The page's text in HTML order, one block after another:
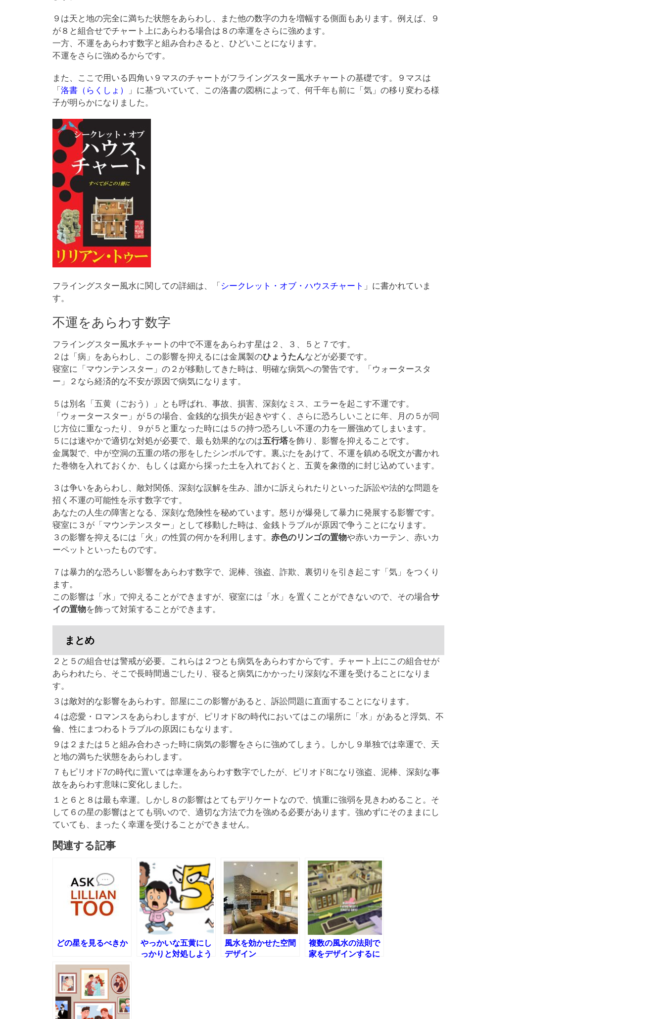
９は天と地の完全に満ちた状態をあらわし、また他の数字の力を増幅する側面もあります。例えば、９
が８と組合せでチャート上にあらわる場合は８の幸運をさらに強めます。
一方、不運をあらわす数字と組み合わさると、ひどいことになります。
不運をさらに強めるからです。
また、ここで用いる四角い９マスのチャートがフライングスター風水チャートの基礎です。９マスは
「 洛書（らくしょ）
」に基づいていて、この洛書の図柄によって、何千年も前に「気」の移り変わる様
子が明らかになりました。
フライングスター風水に関しての詳細は、「 シークレット・オブ・ハウスチャート 」に書かれていま
す。
不運をあらわす数字
フライングスター風水チャートの中で不運をあらわす星は２、３、５と７です。
２は「病」をあらわし、この影響を抑えるには金属製のひょうたんなどが必要です。
寝室に「マウンテンスター」の２が移動してきた時は、明確な病気への警告です。「ウォータースタ
ー」２なら経済的な不安が原因で病気になります。
５は別名「五黄（ごおう）」とも呼ばれ、事故、損害、深刻なミス、エラーを起こす不運です。
「ウォータースター」が５の場合、金銭的な損失が起きやすく、さらに恐ろしいことに年、月の５が同
じ方位に重なったり、９が５と重なった時には５の持つ恐ろしい不運の力を一層強めてしまいます。
５には速やかで適切な対処が必要で、最も効果的なのは五行塔を飾り、影響を抑えることです。
金属製で、中が空洞の五重の塔の形をしたシンボルです。裏ぶたをあけて、不運を鎮める呪文が書かれ
た巻物を入れておくか、もしくは庭から採った土を入れておくと、五黄を象徴的に封じ込めています。
３は争いをあらわし、敵対関係、深刻な誤解を生み、誰かに訴えられたりといった訴訟や法的な問題を
招く不運の可能性を示す数字です。
あなたの人生の障害となる、深刻な危険性を秘めています。怒りが爆発して暴力に発展する影響です。
寝室に３が「マウンテンスター」として移動した時は、金銭トラブルが原因で争うことになります。
３の影響を抑えるには「火」の性質の何かを利用します。 赤色のリンゴの置物や赤いカーテン、赤いカ
ーペットといったものです。
７は暴力的な恐ろしい影響をあらわす数字で、泥棒、強盗、詐欺、裏切りを引き起こす「気」をつくり
ます。
この影響は「水」で抑えることができますが、寝室には「水」を置くことができないので、その場合サ
イの置物を飾って対策することができます。
まとめ
２と５の組合せは警戒が必要。これらは２つとも病気をあらわすからです。チャート上にこの組合せが
あらわれたら、そこで長時間過ごしたり、寝ると病気にかかったり深刻な不運を受けることになりま
す。
３は敵対的な影響をあらわす。部屋にこの影響があると、訴訟問題に直面することになります。
４は恋愛・ロマンスをあらわしますが、ピリオド8の時代においてはこの場所に「水」があると浮気、不
倫、性にまつわるトラブルの原因にもなります。
９は２または５と組み合わさった時に病気の影響をさらに強めてしまう。しかし９単独では幸運で、天
と地の満ちた状態をあらわします。
７もピリオド7の時代に置いては幸運をあらわす数字でしたが、ピリオド8になり強盗、泥棒、深刻な事
故をあらわす意味に変化しました。
１と６と８は最も幸運。しかし８の影響はとてもデリケートなので、慎重に強弱を見きわめること。そ
して６の星の影響はとても弱いので、適切な方法で力を強める必要があります。強めずにそのままにし
ていても、まったく幸運を受けることができません。
関連する記事
どの星を見るべきか
やっかいな五黄にし
っかりと対処しよう
風水を効かせた空間
デザイン
複数の風水の法則で
家をデザインするに